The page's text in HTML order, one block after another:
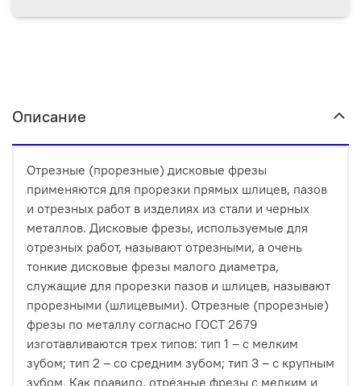
Описание
Отрезные (прорезные) дисковые фрезы
применяются для прорезки прямых шлицев, пазов
и отрезных работ в изделиях из стали и черных
металлов. Дисковые фрезы, используемые для
отрезных работ, называют отрезными, а очень
тонкие дисковые фрезы малого диаметра,
служащие для прорезки пазов и шлицев, называют
прорезными (шлицевыми). Отрезные (прорезные)
фрезы по металлу согласно ГОСТ 2679
изготавливаются трех типов: тип 1 – с мелким
зубом; тип 2 – со средним зубом; тип 3 – с крупным
зубом. Как правило, отрезные фрезы с мелким и